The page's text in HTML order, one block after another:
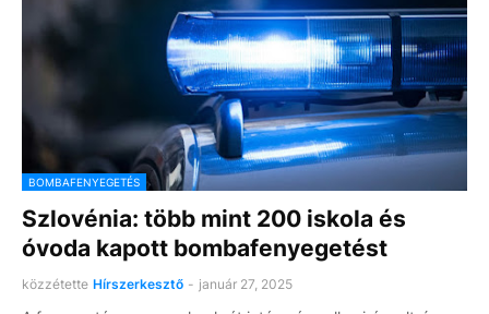
BOMBAFENYEGETÉS
Szlovénia: több mint 200 iskola és
óvoda kapott bombafenyegetést
közzétette Hírszerkesztő - január 27, 2025